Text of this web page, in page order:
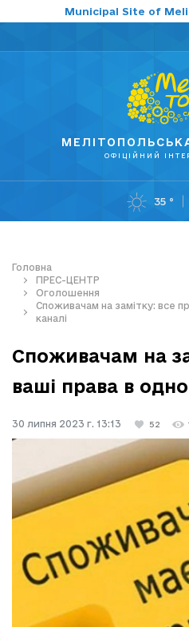
Municipal Site of
ОФІЦІЙНИЙ
35 °
Головна
ПРЕС-ЦЕНТР
Оголошення
Споживачам на замітку: все
каналі
Споживачам на
ваші права в
30 липня 2023 г. 13:13 52